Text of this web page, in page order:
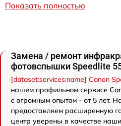
Показать полностью
Замена / ремонт
фотовспышки Speedlite
[dataset:services:name] Canon
нашем профильном сервисе
с огромным опытом - от 5 лет.
предоставляем расширенную
центр уверены в качестве